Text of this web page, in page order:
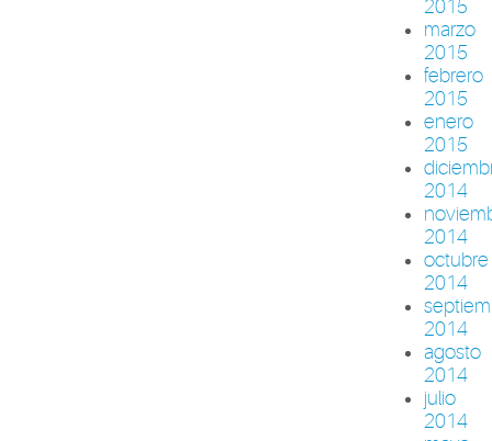
2015
marzo
2015
febrero
2015
enero
2015
2014
2014
octubre
2014
2014
agosto
2014
julio
2014